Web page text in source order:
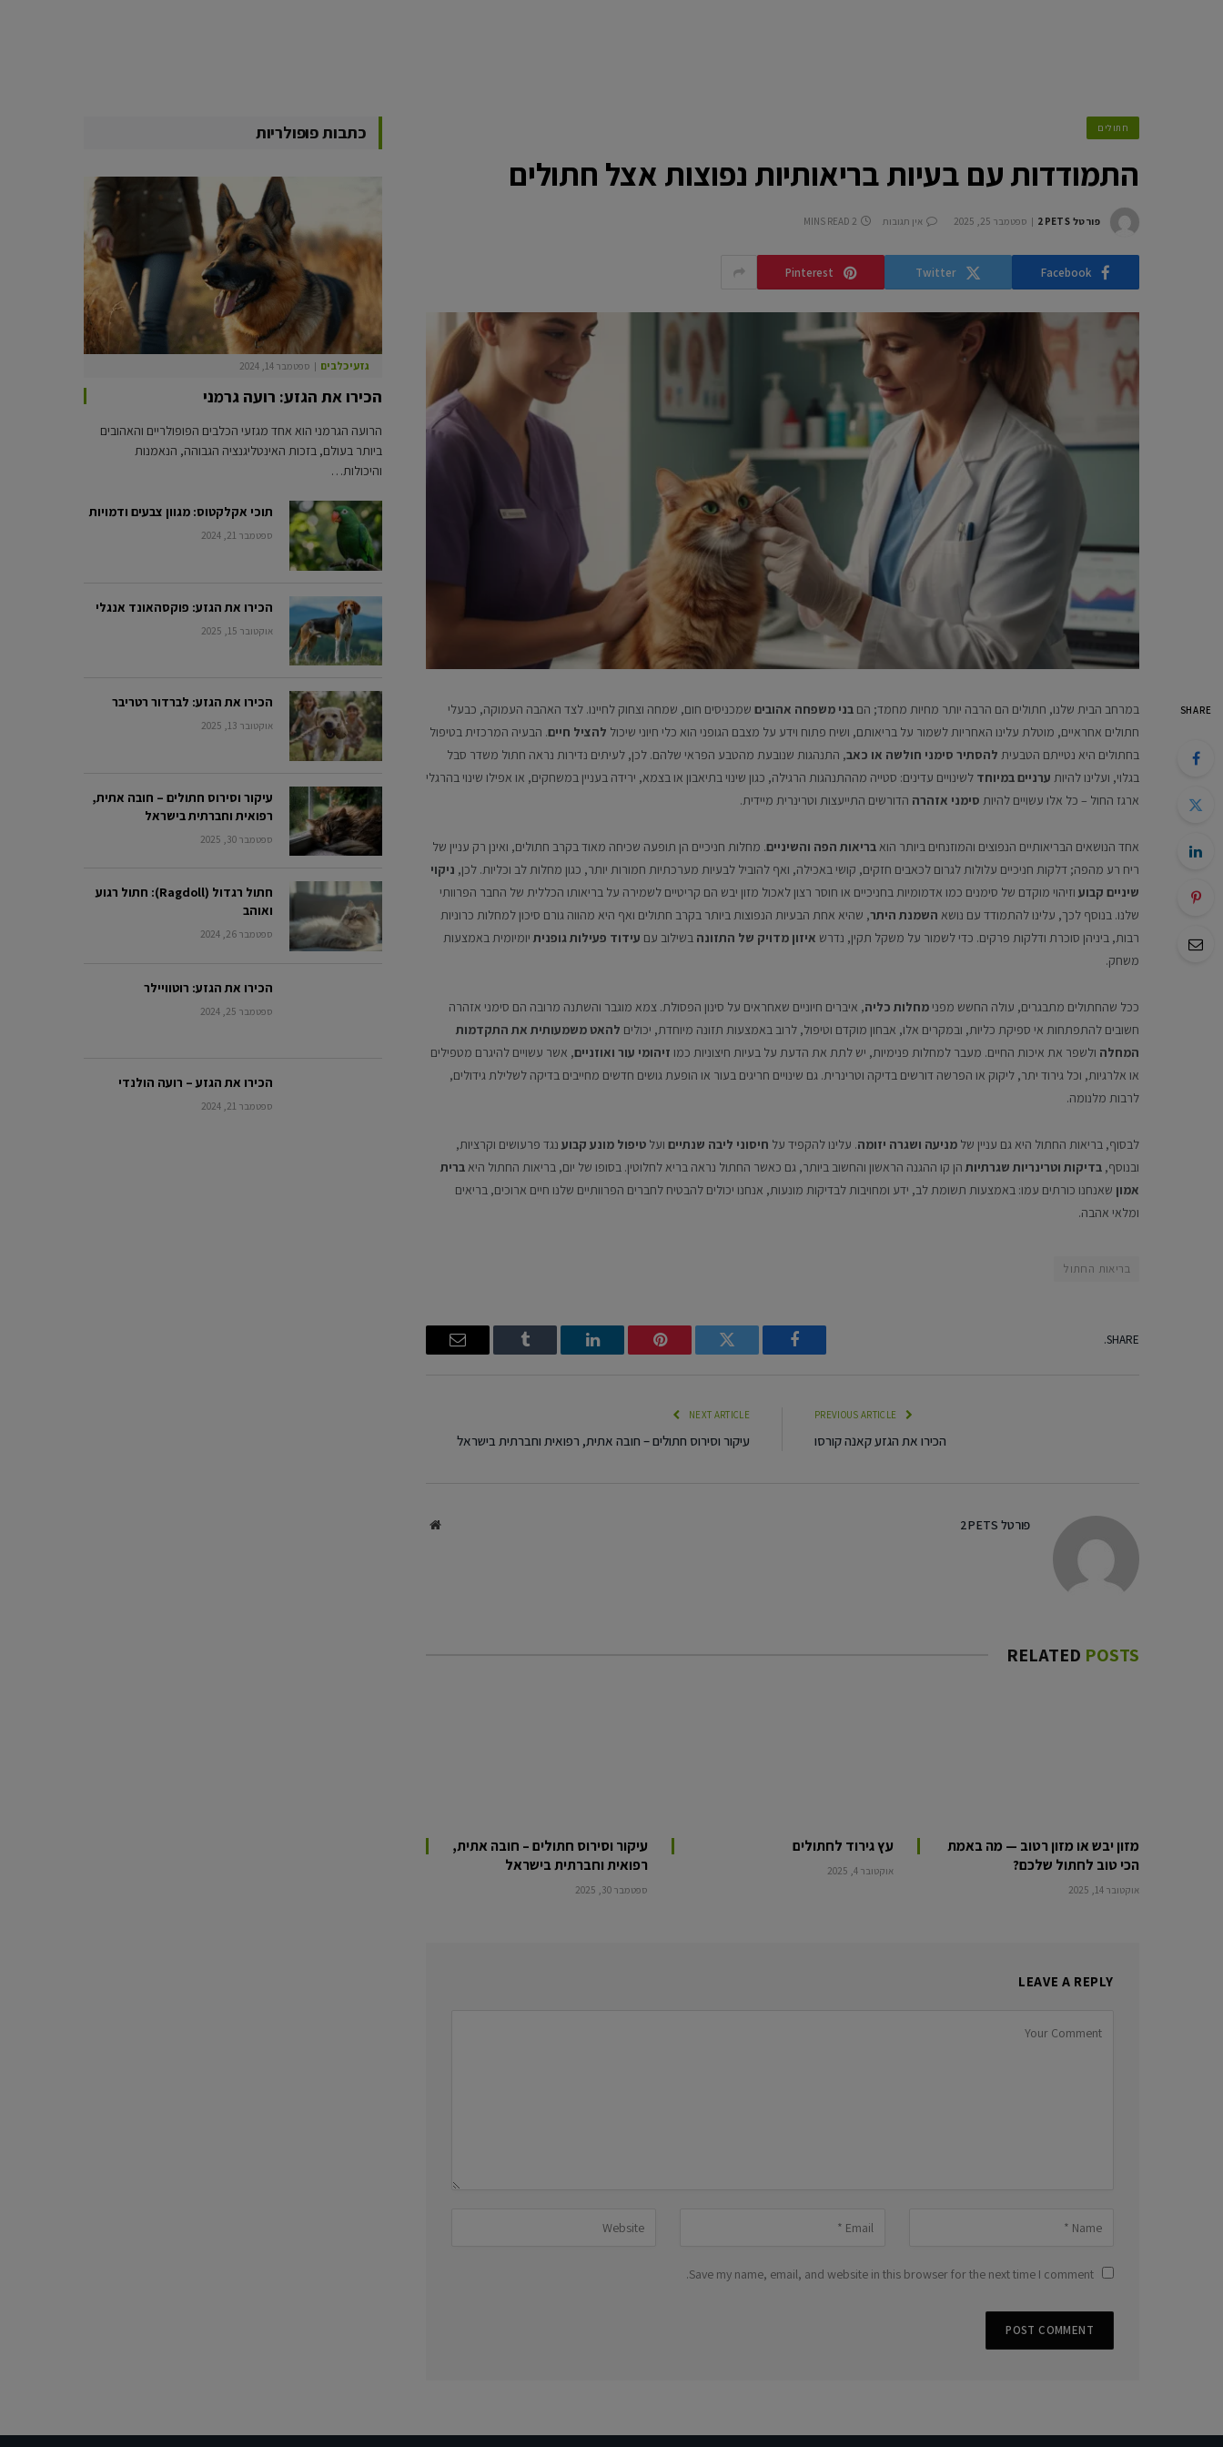
חתולים
התמודדות עם בעיות בריאותיות נפוצות אצל חתולים
פורטל 2PETS ספטמבר 25, 2025 אין תגובות 2 MINS READ
Facebook
Twitter
Pinterest
SHARE במרחב הבית שלנו, חתולים הם הרבה יותר מחיות מחמד; הם בני משפחה אהובים שמכניסים חום, שמחה וצחוק לחיינו. לצד האהבה העמוקה, כבעלי
חתולים אחראיים, מוטלת עלינו האחריות לשמור על בריאותם, ושיח פתוח וידע על מצבם הגופני הוא כלי חיוני שיכול להציל חיים. הבעיה המרכזית בטיפול
בחתולים היא נטייתם הטבעית להסתיר סימני חולשה או כאב, התנהגות שנובעת מהטבע הפראי שלהם. לכן, לעיתים נדירות נראה חתול משדר סבל
בגלוי, ועלינו להיות ערניים במיוחד לשינויים עדינים: סטייה מההתנהגות הרגילה, כגון שינוי בתיאבון או בצמא, ירידה בעניין במשחקים, או אפילו שינוי בהרגלי
ארגז החול – כל אלו עשויים להיות סימני אזהרה הדורשים התייעצות וטרינרית מיידית.
אחד הנושאים הבריאותיים הנפוצים והמוזנחים ביותר הואבריאות הפה והשיניים. מחלות חניכיים הן תופעה שכיחה מאוד בקרב חתולים, ואינן רק עניין של
ריח רע מהפה; דלקות חניכיים עלולות לגרום לכאבים חזקים, קושי באכילה, ואף להוביל לבעיות מערכתיות חמורות יותר, כגון מחלות לב וכליות. לכן, ניקוי
שיניים קבוע וזיהוי מוקדם של סימנים כמו אדמומיות בחניכיים או חוסר רצון לאכול מזון יבש הם קריטיים לשמירה על בריאותו הכללית של החבר הפרוותי
שלנו. בנוסף לכך, עלינו להתמודד עם נושא השמנת היתר, שהיא אחת הבעיות הנפוצות ביותר בקרב חתולים ואף היא מהווה גורם סיכון למחלות כרוניות
רבות, ביניהן סוכרת ודלקות פרקים. כדי לשמור על משקל תקין, נדרש איזון מדויק של התזונה בשילוב עם עידוד פעילות גופנית יומיומית באמצעות
משחק.
ככל שהחתולים מתבגרים, עולה החשש מפנימחלות כליה, איברים חיוניים שאחראים על סינון הפסולת. צמא מוגבר והשתנה מרובה הם סימני אזהרה
חשובים להתפתחות אי ספיקת כליות, ובמקרים אלו, אבחון מוקדם וטיפול, לרוב באמצעות תזונה מיוחדת, יכולים להאט משמעותית את התקדמות
המחלה ולשפר את איכות החיים. מעבר למחלות פנימיות, יש לתת את הדעת על בעיות חיצוניות כמו זיהומי עור ואוזניים, אשר עשויים להיגרם מטפילים
או אלרגיות, וכל גירוד יתר, ליקוק או הפרשה דורשים בדיקה וטרינרית. גם שינויים חריגים בעור או הופעת גושים חדשים מחייבים בדיקה לשלילת גידולים,
לרבות מלנומה.
לבסוף, בריאות החתול היא גם עניין של מניעה ושגרה יזומה. עלינו להקפיד על חיסוני ליבה שנתיים ועל טיפול מונע קבוע נגד פרעושים וקרציות,
ובנוסף, בדיקות וטרינריות שגרתיות הן קו ההגנה הראשון והחשוב ביותר, גם כאשר החתול נראה בריא לחלוטין. בסופו של יום, בריאות החתול היאברית
אמון שאנחנו כורתים עמו: באמצעות תשומת לב, ידע ומחויבות לבדיקות מונעות, אנחנו יכולים להבטיח לחברים הפרוותיים שלנו חיים ארוכים, בריאים
ומלאי אהבה.
בריאות החתול
SHARE.
Facebook
Twitter
Pinterest
LinkedIn
Tumblr
Email
הכירו את הגזע קאנה קורסו
NEXT ARTICLE
עיקור וסירוס חתולים – חובה אתית, רפואית וחברתית בישראל
פורטל 2PETS Website
RELATED POSTS
מזון יבש או מזון רטוב — מה באמת
הכי טוב לחתול שלכם?
אוקטובר 14, 2025
עץ גירוד לחתולים
אוקטובר 4, 2025
עיקור וסירוס חתולים – חובה אתית,
רפואית וחברתית בישראל
ספטמבר 30, 2025
LEAVE A REPLY
Save my name, email, and website in this browser for the next time I comment.
כתבות פופולריות
גזעי כלבים ספטמבר 14, 2024
הכירו את הגזע: רועה גרמני
הרועה הגרמני הוא אחד מגזעי הכלבים הפופולריים והאהובים
ביותר בעולם, בזכות האינטליגנציה הגבוהה, הנאמנות
והיכולות…
תוכי אקלקטוס: מגוון צבעים ודמויות
ספטמבר 21, 2024
הכירו את הגזע: פוקסהאונד אנגלי
אוקטובר 15, 2025
הכירו את הגזע: לברדור רטריבר
אוקטובר 13, 2025
עיקור וסירוס חתולים – חובה אתית,
רפואית וחברתית בישראל
ספטמבר 30, 2025
חתול רגדול (Ragdoll): חתול רגוע
ואוהב
ספטמבר 26, 2024
הכירו את הגזע: רוטוויילר
ספטמבר 25, 2024
הכירו את הגזע – רועה הולנדי
ספטמבר 21, 2024